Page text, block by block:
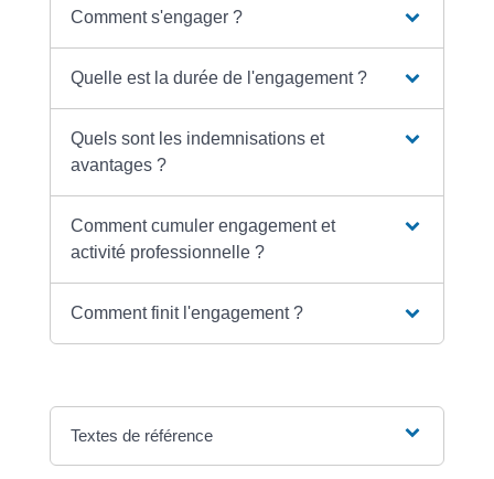
Comment s'engager ?
Quelle est la durée de l'engagement ?
Quels sont les indemnisations et
avantages ?
Comment cumuler engagement et
activité professionnelle ?
Comment finit l'engagement ?
Textes de référence